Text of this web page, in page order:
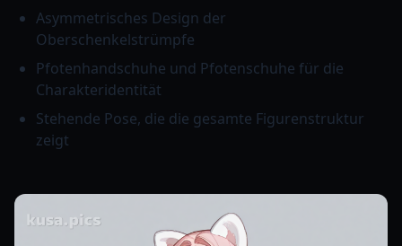
Asymmetrisches Design der
Oberschenkelstrümpfe
Pfotenhandschuhe und Pfotenschuhe für die
Charakteridentität
Stehende Pose, die die gesamte Figurenstruktur
zeigt